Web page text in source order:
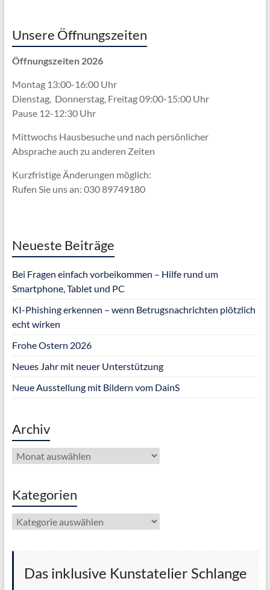
Unsere Öffnungszeiten
Öffnungszeiten 2026
Montag 13:00-16:00 Uhr
Dienstag, Donnerstag, Freitag 09:00-15:00 Uhr
Pause 12-12:30 Uhr
Mittwochs Hausbesuche und nach persönlicher
Abspracheauch zu anderen Zeiten
Kurzfristige Änderungen möglich:
Rufen Sie uns an: 030 89749180
Neueste Beiträge
Bei Fragen einfach vorbeikommen – Hilfe rund um
Smartphone, Tablet und PC
KI-Phishing erkennen – wenn Betrugsnachrichten plötzlich
echt wirken
Frohe Ostern 2026
Neues Jahr mit neuer Unterstützung
Neue Ausstellung mit Bildern vom DainS
Archiv
Archiv
Kategorien
Kategorien
Das inklusive Kunstatelier Schlange